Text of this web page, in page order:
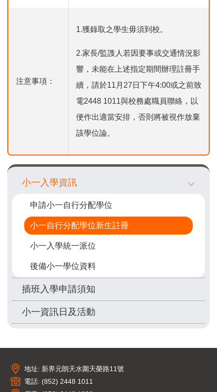
注意事項：
1.獲錄取之學生毋須到校。
2.家長/監謢人若因要事或交通情況影
響，未能在上述指定期間辦理註冊手
續，請於11月27日下午4:00或之前致
電2448 1011與校務處職員聯絡，以
便作出適當安排，否則將被視作放棄
該學位論。
Main
navigation
小一入學資訊
申請小一自行分配學位
小一自行分配學位新生註冊
小一入學統一派位
後備小一學位資料
插班入學申請須知
小一資訊日及活動
地址: 新界元朗天水圍天榮路11號
電話: (852) 2448 1011